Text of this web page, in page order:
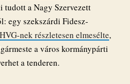
a Nagy Szervezett
egy szekszárdi Fidesz-
HVG-nek részletesen elmesélte,
a város kormánypárti
a tenderen.